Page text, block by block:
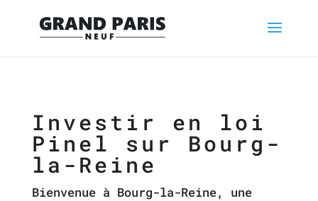
Investir en loi
Pinel sur Bourg-
la-Reine
Bienvenue à Bourg-la-Reine, une